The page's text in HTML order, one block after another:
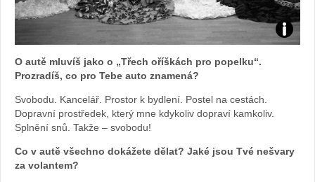
Foto:
O autě mluvíš jako o „Třech oříškách pro popelku“.
Prozradíš, co pro Tebe auto znamená?
Svobodu. Kancelář. Prostor k bydlení. Postel na cestách.
Dopravní prostředek, který mne kdykoliv dopraví kamkoliv.
Splnění snů. Takže – svobodu!
Co v autě všechno dokážete dělat? Jaké jsou Tvé nešvary
za volantem?